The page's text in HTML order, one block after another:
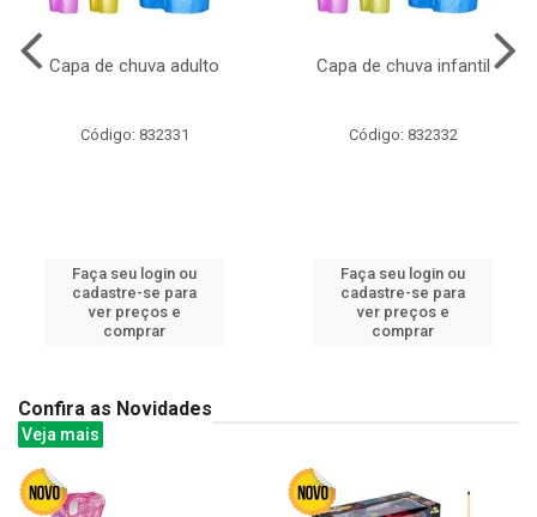
Capa de chuva adulto
Código: 832331
Faça seu login ou
cadastre-se para
ver preços e
comprar
Capa de chuva infantil
Código: 832332
Faça seu login ou
cadastre-se para
ver preços e
comprar
Confira as Novidades
Veja mais